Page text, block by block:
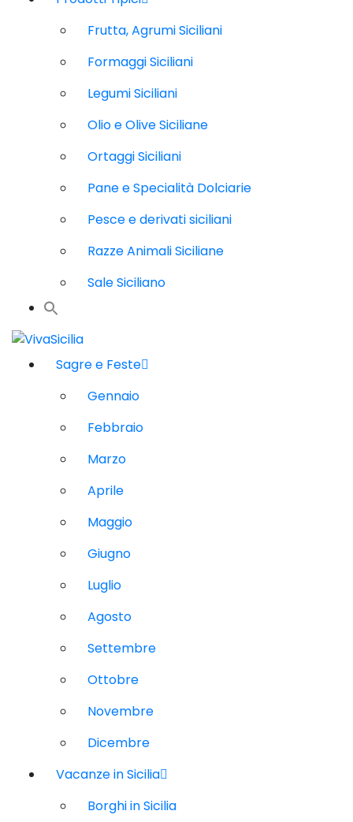
Frutta, Agrumi Siciliani
Formaggi Siciliani
Legumi Siciliani
Olio e Olive Siciliane
Ortaggi Siciliani
Pane e Specialità Dolciarie
Pesce e derivati siciliani
Razze Animali Siciliane
Sale Siciliano
Sagre e Feste
Gennaio
Febbraio
Marzo
Aprile
Maggio
Giugno
Luglio
Agosto
Settembre
Ottobre
Novembre
Dicembre
Vacanze in Sicilia
Borghi in Sicilia